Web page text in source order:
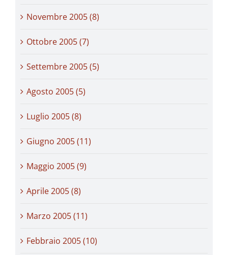
Novembre 2005 (8)
Ottobre 2005 (7)
Settembre 2005 (5)
Agosto 2005 (5)
Luglio 2005 (8)
Giugno 2005 (11)
Maggio 2005 (9)
Aprile 2005 (8)
Marzo 2005 (11)
Febbraio 2005 (10)